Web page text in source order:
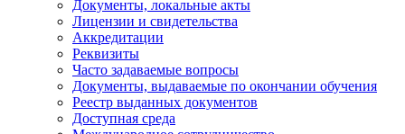
Документы, локальные акты
Лицензии и свидетельства
Аккредитации
Реквизиты
Часто задаваемые вопросы
Документы, выдаваемые по окончании обучения
Реестр выданных документов
Доступная среда